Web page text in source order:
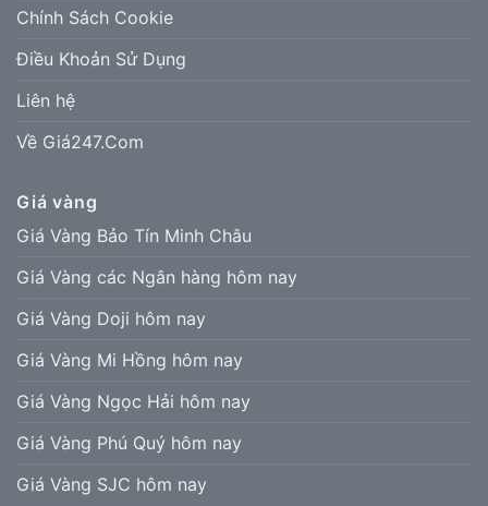
Chính Sách Cookie
Điều Khoản Sử Dụng
Liên hệ
Về Giá247.Com
Giá vàng
Giá Vàng Bảo Tín Minh Châu
Giá Vàng các Ngân hàng hôm nay
Giá Vàng Doji hôm nay
Giá Vàng Mi Hồng hôm nay
Giá Vàng Ngọc Hải hôm nay
Giá Vàng Phú Quý hôm nay
Giá Vàng SJC hôm nay